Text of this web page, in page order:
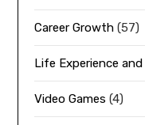
Career Growth (57)
Life Experience
Video Games (4)